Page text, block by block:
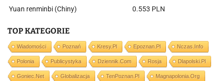
Yuan renminbi (Chiny) 0.553 PLN
TOP KATEGORIE
Wiadomości Poznań Kresy.pl Epoznan.pl Nczas.info
Polonia Publicystyka Dziennik.com Rosja Dlapolski.pl
Goniec.net Globalizacja TenPoznan.pl Magnapolonia.org